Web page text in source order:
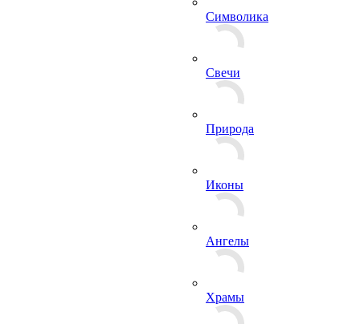
Символика
Свечи
Природа
Иконы
Ангелы
Храмы